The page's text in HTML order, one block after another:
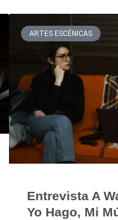
ARTES ESCÉNICAS
Entrevista A
Yo Hago, Mi